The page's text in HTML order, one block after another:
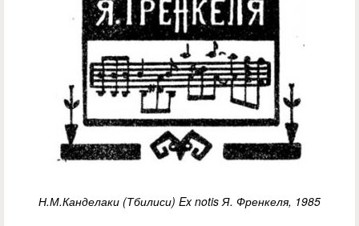
Н.М.Канделаки (Тбилиси) Ex notis Я. Френкеля, 1985